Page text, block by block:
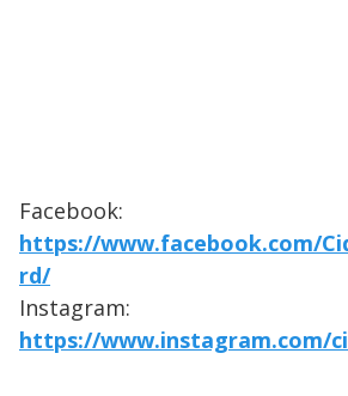
Facebook:
https://www.facebook.com/
rd/
Instagram:
https://www.instagram.com/